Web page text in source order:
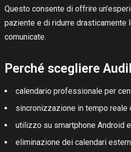
Questo consente di offrire
paziente e di ridurre drasticamente
comunicate.
Perché scegliere
calendario professionale per
sincronizzazione in tempo reale
utilizzo su smartphone Android
eliminazione dei calendari